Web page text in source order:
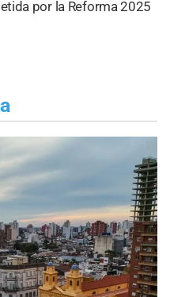
por la Reforma 2025